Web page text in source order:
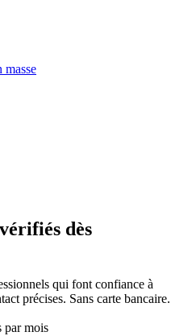
dès
qui font confiance à
précises. Sans carte bancaire.
par mois